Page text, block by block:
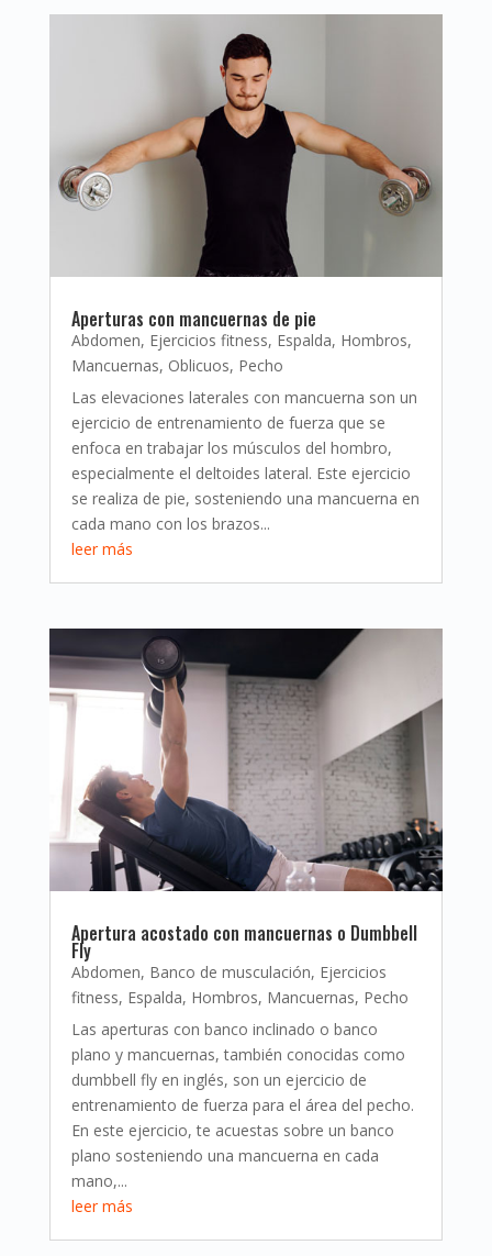
Aperturas con mancuernas de pie
Abdomen, Ejercicios fitness, Espalda, Hombros,
Mancuernas, Oblicuos, Pecho
Las elevaciones laterales con mancuerna son un
ejercicio de entrenamiento de fuerza que se
enfoca en trabajar los músculos del hombro,
especialmente el deltoides lateral. Este ejercicio
se realiza de pie, sosteniendo una mancuerna en
cada mano con los brazos...
leer más
Apertura acostado con mancuernas o Dumbbell
Fly
Abdomen, Banco de musculación, Ejercicios
fitness, Espalda, Hombros, Mancuernas, Pecho
Las aperturas con banco inclinado o banco
plano y mancuernas, también conocidas como
dumbbell fly en inglés, son un ejercicio de
entrenamiento de fuerza para el área del pecho.
En este ejercicio, te acuestas sobre un banco
plano sosteniendo una mancuerna en cada
mano,...
leer más